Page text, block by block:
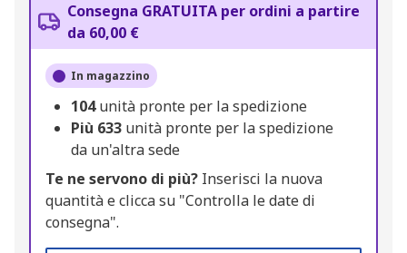
Consegna GRATUITA per ordini a partire
da 60,00 €
In magazzino
104unità pronte per la spedizione
Più 633 unità pronte per la spedizione
da un'altra sede
Te ne servono di più? Inserisci la nuova
quantità e clicca su "Controlla le date di
consegna".